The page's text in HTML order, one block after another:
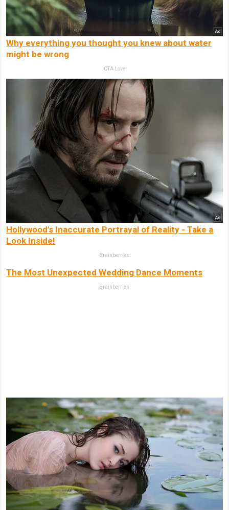
Why everything you thought you knew about water
might be wrong
CTA Love
Hollywood's Inaccurate Portrayal of Reality - Take a
Look Inside!
Brainberries
The Most Unexpected Wedding Dance Moments
Brainberries